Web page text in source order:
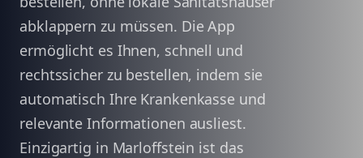
abklappern zu müssen. Die App
ermöglicht es Ihnen, schnell und
rechtssicher zu bestellen, indem sie
automatisch Ihre Krankenkasse und
relevante Informationen ausliest.
Einzigartig in Marloffstein ist das